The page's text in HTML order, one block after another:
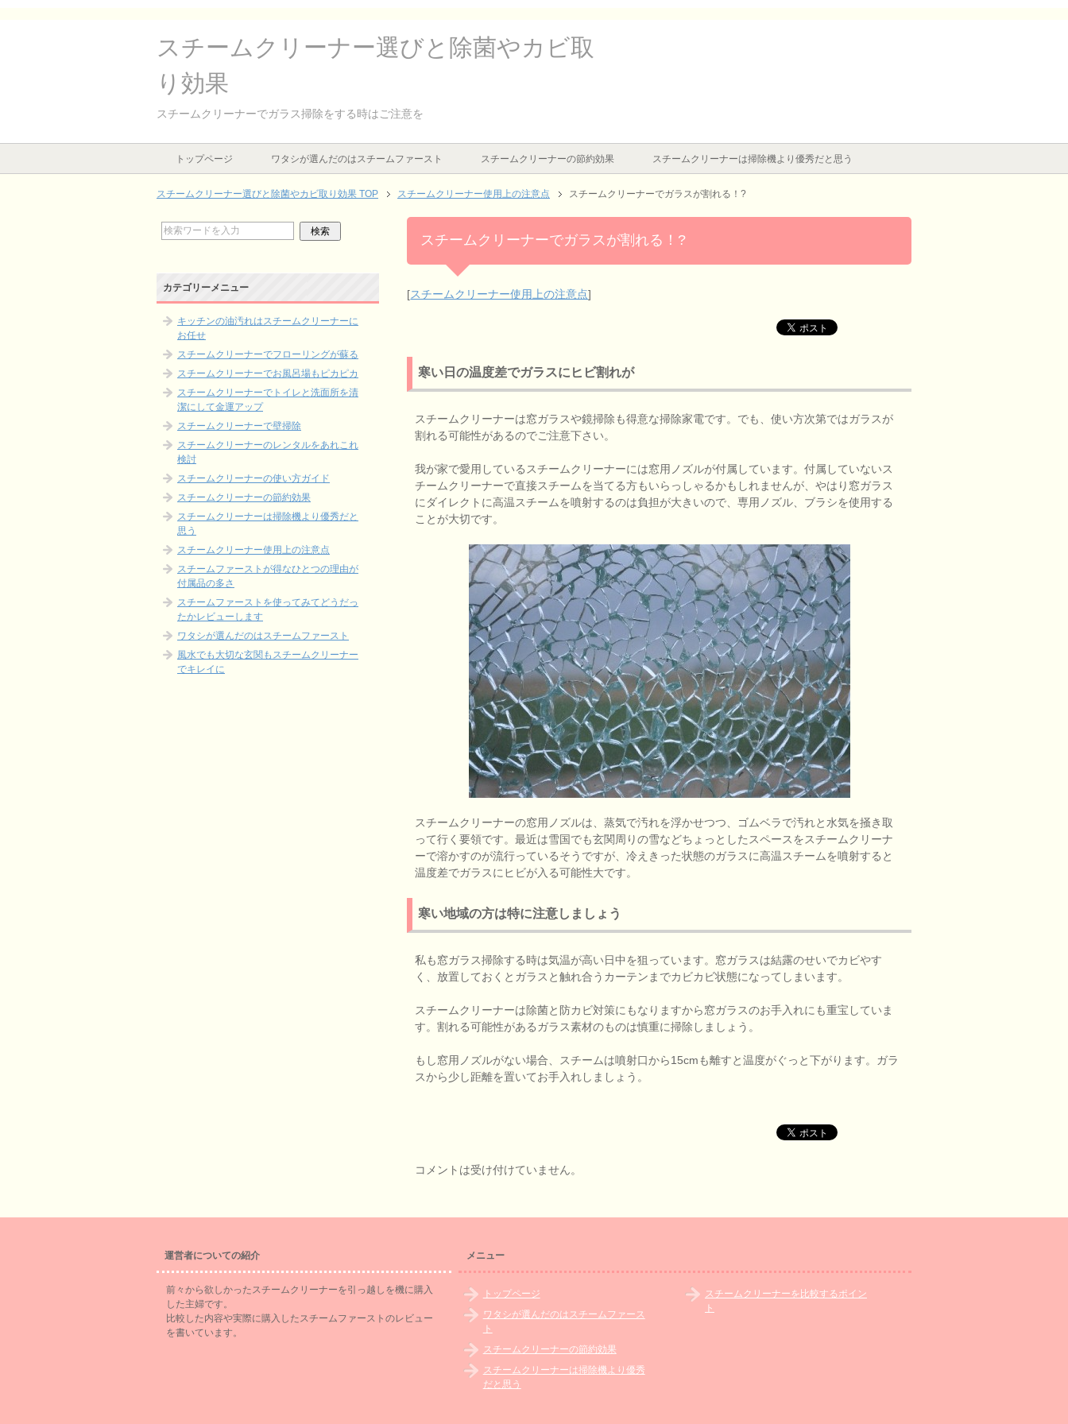
スチームクリーナー選びと除菌やカビ取
り効果
スチームクリーナーでガラス掃除をする時はご注意を
トップページ ワタシが選んだのはスチームファースト スチームクリーナーの節約効果 スチームクリーナーは掃除機より優秀だと思う
スチームクリーナー選びと除菌やカビ取り効果 TOP スチームクリーナー使用上の注意点 スチームクリーナーでガラスが割れる！?
スチームクリーナーでガラスが割れる！?
[スチームクリーナー使用上の注意点]
寒い日の温度差でガラスにヒビ割れが
スチームクリーナーは窓ガラスや鏡掃除も得意な掃除家電です。でも、使い方次第ではガラスが
割れる可能性があるのでご注意下さい。
我が家で愛用しているスチームクリーナーには窓用ノズルが付属しています。付属していないス
チームクリーナーで直接スチームを当てる方もいらっしゃるかもしれませんが、やはり窓ガラス
にダイレクトに高温スチームを噴射するのは負担が大きいので、専用ノズル、ブラシを使用する
ことが大切です。
スチームクリーナーの窓用ノズルは、蒸気で汚れを浮かせつつ、ゴムベラで汚れと水気を掻き取
って行く要領です。最近は雪国でも玄関周りの雪などちょっとしたスペースをスチームクリーナ
ーで溶かすのが流行っているそうですが、冷えきった状態のガラスに高温スチームを噴射すると
温度差でガラスにヒビが入る可能性大です。
寒い地域の方は特に注意しましょう
私も窓ガラス掃除する時は気温が高い日中を狙っています。窓ガラスは結露のせいでカビやす
く、放置しておくとガラスと触れ合うカーテンまでカビカビ状態になってしまいます。
スチームクリーナーは除菌と防カビ対策にもなりますから窓ガラスのお手入れにも重宝していま
す。割れる可能性があるガラス素材のものは慎重に掃除しましょう。
もし窓用ノズルがない場合、スチームは噴射口から15cmも離すと温度がぐっと下がります。ガラ
スから少し距離を置いてお手入れしましょう。
コメントは受け付けていません。
カテゴリーメニュー
キッチンの油汚れはスチームクリーナーに
お任せ
スチームクリーナーでフローリングが蘇る
スチームクリーナーでお風呂場もピカピカ
スチームクリーナーでトイレと洗面所を清
潔にして金運アップ
スチームクリーナーで壁掃除
スチームクリーナーのレンタルをあれこれ
検討
スチームクリーナーの使い方ガイド
スチームクリーナーの節約効果
スチームクリーナーは掃除機より優秀だと
思う
スチームクリーナー使用上の注意点
スチームファーストが得なひとつの理由が
付属品の多さ
スチームファーストを使ってみてどうだっ
たかレビューします
ワタシが選んだのはスチームファースト
風水でも大切な玄関もスチームクリーナー
でキレイに
運営者についての紹介
前々から欲しかったスチームクリーナーを引っ越しを機に購入
した主婦です。
比較した内容や実際に購入したスチームファーストのレビュー
を書いています。
メニュー
トップページ
ワタシが選んだのはスチームファース
ト
スチームクリーナーの節約効果
スチームクリーナーは掃除機より優秀
だと思う
スチームクリーナーを比較するポイン
ト